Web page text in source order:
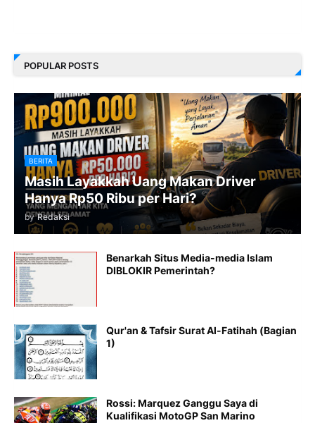
POPULAR POSTS
BERITA
Masih Layakkah Uang Makan Driver
Hanya Rp50 Ribu per Hari?
by Redaksi
Benarkah Situs Media-media Islam
DIBLOKIR Pemerintah?
Qur'an & Tafsir Surat Al-Fatihah (Bagian
1)
Rossi: Marquez Ganggu Saya di
Kualifikasi MotoGP San Marino